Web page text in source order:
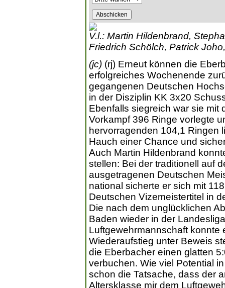
V.l.: Martin Hildenbrand,
Friedrich Schölch, Patrick
(jc) (rj) Erneut können die
erfolgreiches Wochenende
gegangenen Deutschen
in der Disziplin KK 3x20
Ebenfalls siegreich war sie mit
Vorkampf 396 Ringe vorlegte
hervorragenden 104,1 Ringen
Hauch einer Chance und
Auch Martin Hildenbrand
stellen: Bei der traditionell auf
ausgetragenen Deutschen
national sicherte er sich mit
Deutschen Vizemeistertitel in
Die nach dem unglücklichen
Baden wieder in der
Luftgewehrmannschaft konnte
Wiederaufstieg unter Beweis
die Eberbacher einen glatten
verbuchen. Wie viel Potential
schon die Tatsache, dass der
Altersklasse mir dem